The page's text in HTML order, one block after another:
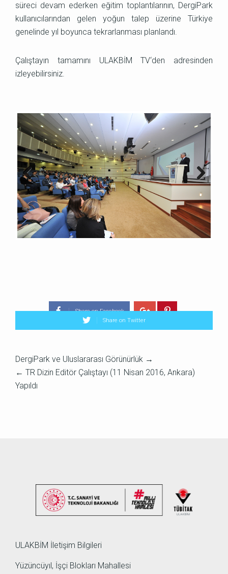
süreci devam ederken eğitim toplantılarının, DergiPark
kullanıcılarından gelen yoğun talep üzerine Türkiye
genelinde yıl boyunca tekrarlanması planlandı.
Çalıştayın tamamını ULAKBİM TV‘den adresinden
izleyebilirsiniz.
Previous Next
Share on Facebook
Share on Twitter
DergiPark ve Uluslararası Görünürlük →
← TR Dizin Editör Çalıştayı (11 Nisan 2016, Ankara)
Yapıldı
ULAKBİM İletişim Bilgileri
Yüzüncüyıl, İşçi Blokları Mahallesi